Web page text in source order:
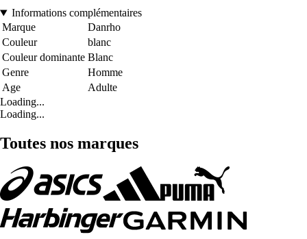
Informations complémentaires
Marque
Danrho
Couleur
blanc
Couleur dominante Blanc
Genre
Homme
Age
Adulte
Loading...
Loading...
Toutes nos marques